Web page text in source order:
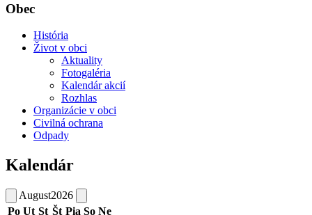
Obec
História
Život v obci
Aktuality
Fotogaléria
Kalendár akcií
Rozhlas
Organizácie v obci
Civilná ochrana
Odpady
Kalendár
August2026
Po Ut St Št Pia So Ne